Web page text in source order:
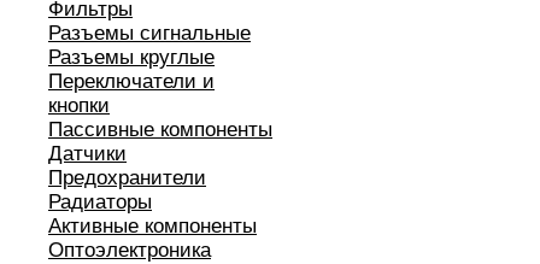
Фильтры
Разъемы сигнальные
Разъемы круглые
Переключатели и
кнопки
Пассивные компоненты
Датчики
Предохранители
Радиаторы
Активные компоненты
Оптоэлектроника